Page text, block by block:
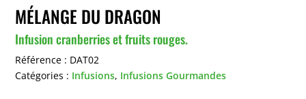
MÉLANGE DU DRAGON
Infusion cranberries et fruits rouges.
Référence : DAT02
Catégories : Infusions, Infusions Gourmandes